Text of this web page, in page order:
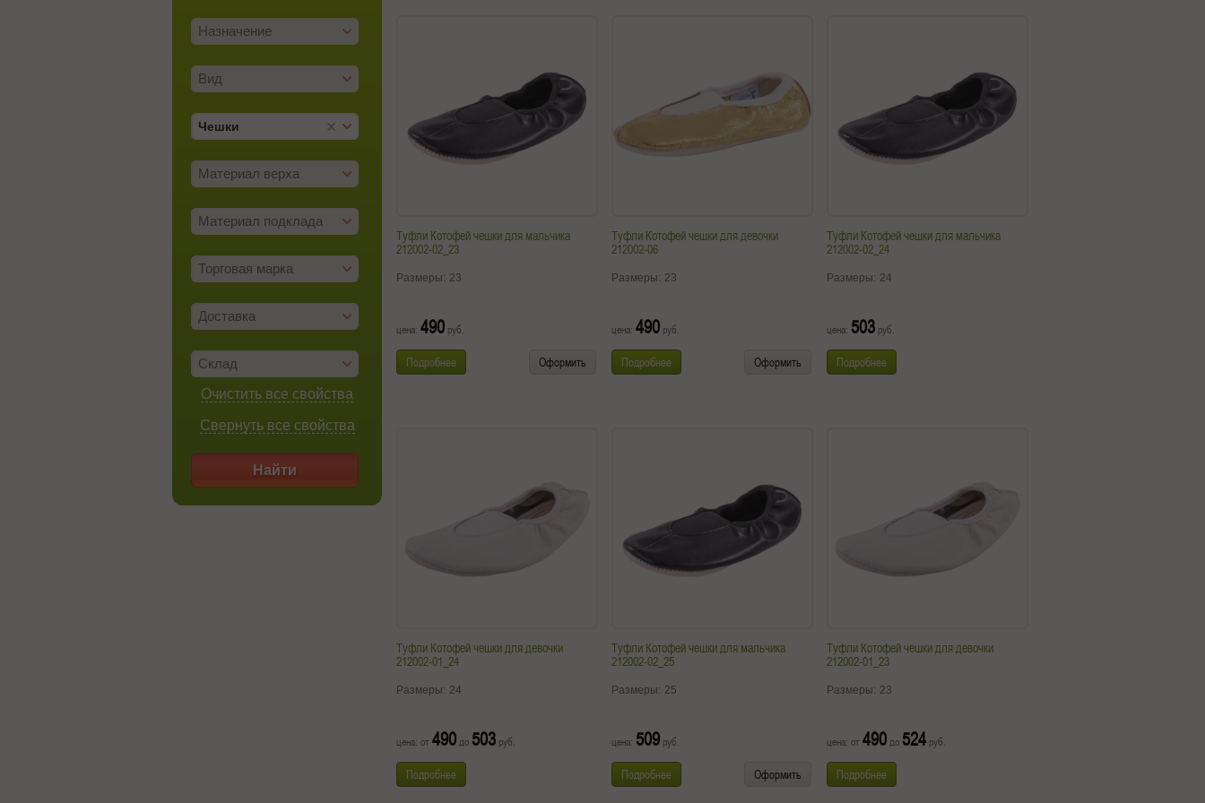
Назначение
Вид
Чешки
Материал верха
Материал подклада
Торговая марка
Доставка
Склад
Очистить все свойства
Свернуть все свойства
Найти
Туфли Котофей чешки для мальчика
212002-02_23
Размеры: 23
цена: 490 руб.
Подробнее Оформить
Туфли Котофей чешки для девочки
212002-06
Размеры: 23
цена: 490 руб.
Подробнее Оформить
Туфли Котофей чешки для мальчика
212002-02_24
Размеры: 24
цена: 503 руб.
Подробнее
Туфли Котофей чешки для девочки
212002-01_24
Размеры: 24
цена: от 490до503 руб.
Подробнее
Туфли Котофей чешки для мальчика
212002-02_25
Размеры: 25
цена: 509 руб.
Подробнее Оформить
Туфли Котофей чешки для девочки
212002-01_23
Размеры: 23
цена: от 490до524 руб.
Подробнее